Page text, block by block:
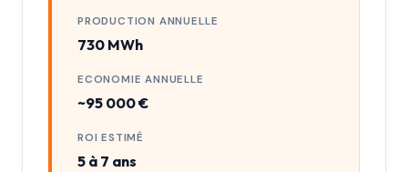
PRODUCTION ANNUELLE
730 MWh
ECONOMIE ANNUELLE
~95 000 €
ROI ESTIMÉ
5 à 7 ans